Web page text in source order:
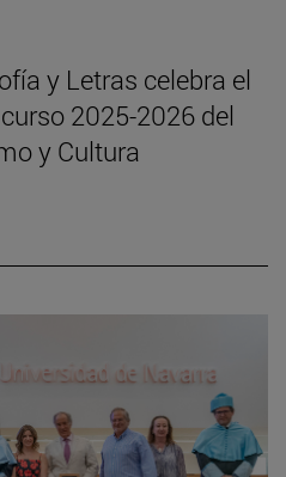
y Letras celebra el
2025-2026 del
y Cultura